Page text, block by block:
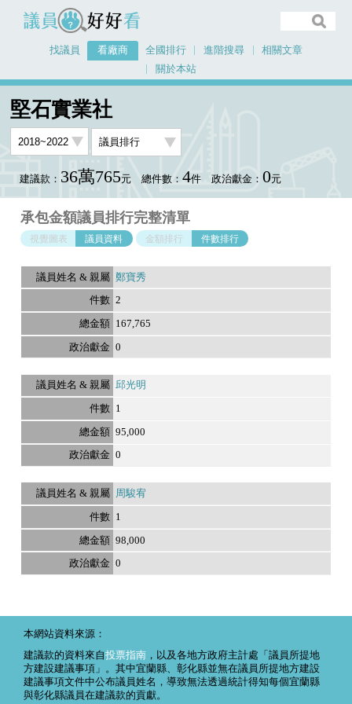
議員好好看
找議員 看廠商 全國排行 進階搜尋
相關文章
關於本站
堅石實業社
建議款： 36萬765元 總件數： 4件 政治獻金： 0元
承包金額議員排行完整清單
視覺圖表 議員資料 金額排行 件數排行
鄭寶秀
2
167,765
0
邱光明
1
95,000
0
周駿宥
1
98,000
0
本網站資料來源：
建議款的資料來自投票指南 ，以及各地方政府主計處「議員所提地
方建設建議事項」。其中宜蘭縣、彰化縣並無在議員所提地方建設
建議事項文件中公布議員姓名，導致無法透過統計得知每個宜蘭縣
與彰化縣議員在建議款的貢獻。